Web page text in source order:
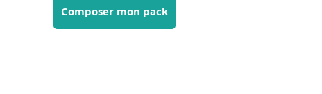
Composer mon pack